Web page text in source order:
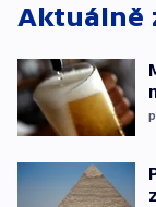
Aktuálně